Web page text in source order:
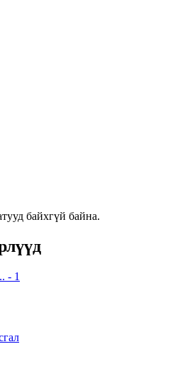
байхгүй байна.
- 1